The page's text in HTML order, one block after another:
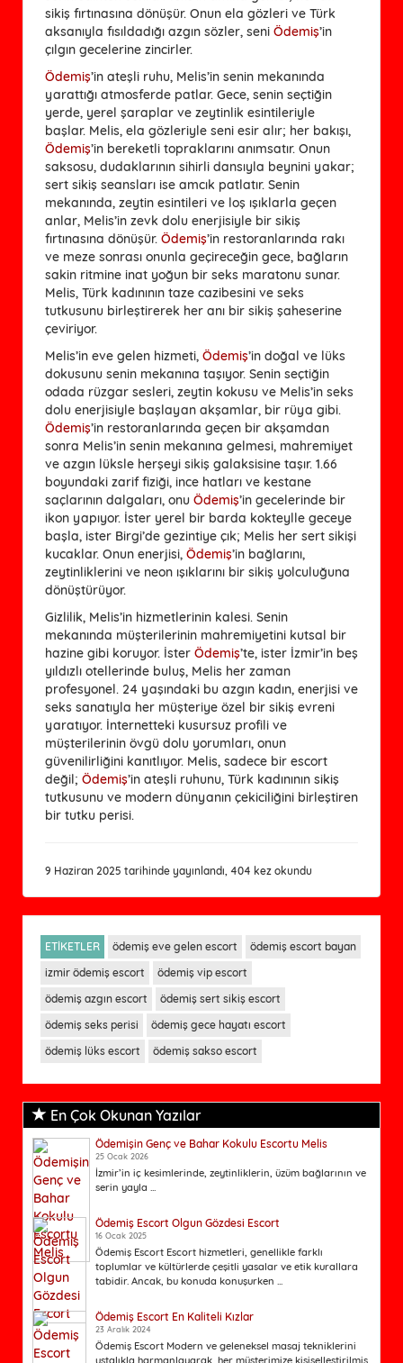
sikiş fırtınasına dönüşür. Onun ela gözleri ve Türk
aksanıyla fısıldadığı azgın sözler, seni Ödemiş’in
çılgın gecelerine zincirler.
Ödemiş’in ateşli ruhu, Melis’in senin mekanında
yarattığı atmosferde patlar. Gece, senin seçtiğin
yerde, yerel şaraplar ve zeytinlik esintileriyle
başlar. Melis, ela gözleriyle seni esir alır; her bakışı,
Ödemiş’in bereketli topraklarını anımsatır. Onun
saksosu, dudaklarının sihirli dansıyla beynini yakar;
sert sikiş seansları ise amcık patlatır. Senin
mekanında, zeytin esintileri ve loş ışıklarla geçen
anlar, Melis’in zevk dolu enerjisiyle bir sikiş
fırtınasına dönüşür. Ödemiş’in restoranlarında rakı
ve meze sonrası onunla geçireceğin gece, bağların
sakin ritmine inat yoğun bir seks maratonu sunar.
Melis, Türk kadınının taze cazibesini ve seks
tutkusunu birleştirerek her anı bir sikiş şaheserine
çeviriyor.
Melis’in eve gelen hizmeti, Ödemiş’in doğal ve lüks
dokusunu senin mekanına taşıyor. Senin seçtiğin
odada rüzgar sesleri, zeytin kokusu ve Melis’in seks
dolu enerjisiyle başlayan akşamlar, bir rüya gibi.
Ödemiş’in restoranlarında geçen bir akşamdan
sonra Melis’in senin mekanına gelmesi, mahremiyet
ve azgın lüksle herşeyi sikiş galaksisine taşır. 1.66
boyundaki zarif fiziği, ince hatları ve kestane
saçlarının dalgaları, onu Ödemiş’in gecelerinde bir
ikon yapıyor. İster yerel bir barda kokteylle geceye
başla, ister Birgi’de gezintiye çık; Melis her sert sikişi
kucaklar. Onun enerjisi, Ödemiş’in bağlarını,
zeytinliklerini ve neon ışıklarını bir sikiş yolculuğuna
dönüştürüyor.
Gizlilik, Melis’in hizmetlerinin kalesi. Senin
mekanında müşterilerinin mahremiyetini kutsal bir
hazine gibi koruyor. İster Ödemiş’te, ister İzmir’in beş
yıldızlı otellerinde buluş, Melis her zaman
profesyonel. 24 yaşındaki bu azgın kadın, enerjisi ve
seks sanatıyla her müşteriye özel bir sikiş evreni
yaratıyor. İnternetteki kusursuz profili ve
müşterilerinin övgü dolu yorumları, onun
güvenilirliğini kanıtlıyor. Melis, sadece bir escort
değil; Ödemiş’in ateşli ruhunu, Türk kadınının sikiş
tutkusunu ve modern dünyanın çekiciliğini birleştiren
bir tutku perisi.
9 Haziran 2025 tarihinde yayınlandı, 404 kez okundu
ETİKETLER ödemiş eve gelen escort
ödemiş escort bayan
izmir ödemiş escort
ödemiş vip escort
ödemiş azgın escort
ödemiş sert sikiş escort
ödemiş seks perisi
ödemiş gece hayatı escort
ödemiş lüks escort
ödemiş sakso escort
En Çok Okunan Yazılar
Ödemişin Genç ve Bahar Kokulu Escortu Melis
25 Ocak 2026
İzmir’in iç kesimlerinde, zeytinliklerin, üzüm bağlarının ve
serin yayla ...
Ödemiş Escort Olgun Gözdesi Escort
16 Ocak 2025
Ödemiş Escort Escort hizmetleri, genellikle farklı
toplumlar ve kültürlerde çeşitli yasalar ve etik kurallara
tabidir. Ancak, bu konuda konuşurken ...
Ödemiş Escort En Kaliteli Kızlar
23 Aralık 2024
Ödemiş Escort Modern ve geleneksel masaj tekniklerini
ustalıkla harmanlayarak, her müşterimize kişiselleştirilmiş